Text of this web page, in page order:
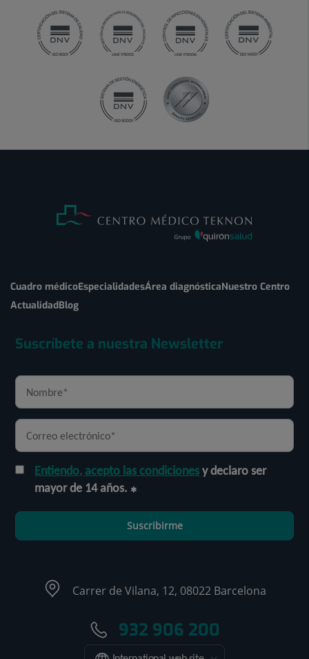
Cuadro médicoEspecialidadesÁrea diagnósticaNuestro Centro
ActualidadBlog
Suscríbete a nuestra Newsletter
Entiendo, acepto las condicionesy declaro ser
mayor de 14 años.
Suscribirme
Carrer de Vilana, 12, 08022 Barcelona
932 906 200